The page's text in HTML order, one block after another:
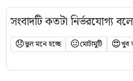
সংবাদটি কতটা নির্ভরযোগ্য
😞ভুল মনে হচ্ছে 😐মোটামুটি 😍খুব